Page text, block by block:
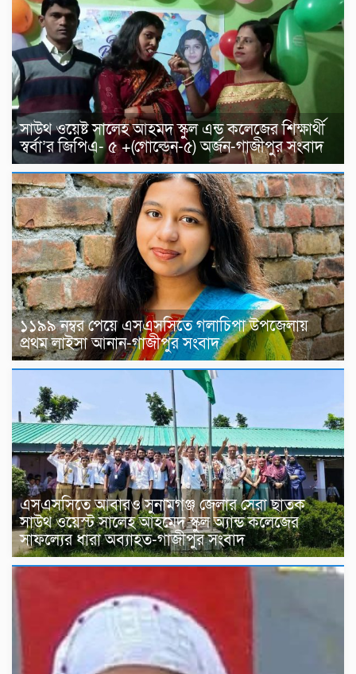
সাউথ ওয়েষ্ট সালেহ আহমদ স্কুল এন্ড কলেজের শিক্ষার্থী
স্বর্বা’র জিপিএ- ৫ +(গোল্ডেন-৫) অর্জন-গাজীপুর সংবাদ
১১৯৯ নম্বর পেয়ে এসএসসিতে গলাচিপা উপজেলায়
প্রথম লাইসা আনান-গাজীপুর সংবাদ
এসএসসিতে আবারও সুনামগঞ্জ জেলার সেরা ছাতক
সাউথ ওয়েস্ট সালেহ আহমেদ স্কুল অ্যান্ড কলেজের
সাফল্যের ধারা অব্যাহত-গাজীপুর সংবাদ